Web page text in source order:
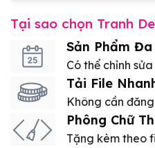
Tại sao chọn Tranh
Sản Phẩm
Có thể chỉnh
Tải File
Không cần
Phông Chữ
Tặng kèm theo